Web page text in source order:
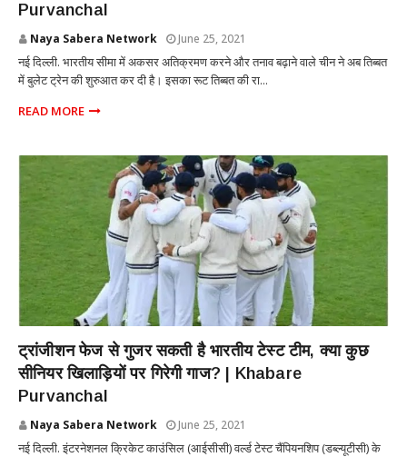
Purvanchal
Naya Sabera Network June 25, 2021
नई दिल्ली. भारतीय सीमा में अकसर अतिक्रमण करने और तनाव बढ़ाने वाले चीन ने अब तिब्बत
में बुलेट ट्रेन की शुरुआत कर दी है। इसका रूट तिब्बत की रा...
READ MORE
ट्रांजीशन फेज से गुजर सकती है भारतीय टेस्ट टीम, क्या कुछ
सीनियर खिलाड़ियों पर गिरेगी गाज? | Khabare
Purvanchal
Naya Sabera Network June 25, 2021
नई दिल्ली. इंटरनेशनल क्रिकेट काउंसिल (आईसीसी) वर्ल्ड टेस्ट चैंपियनशिप (डब्ल्यूटीसी) के